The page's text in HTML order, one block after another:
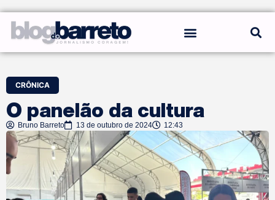
CRÔNICA
O panelão da cultura
Bruno Barreto 13 de outubro de 2024 12:43